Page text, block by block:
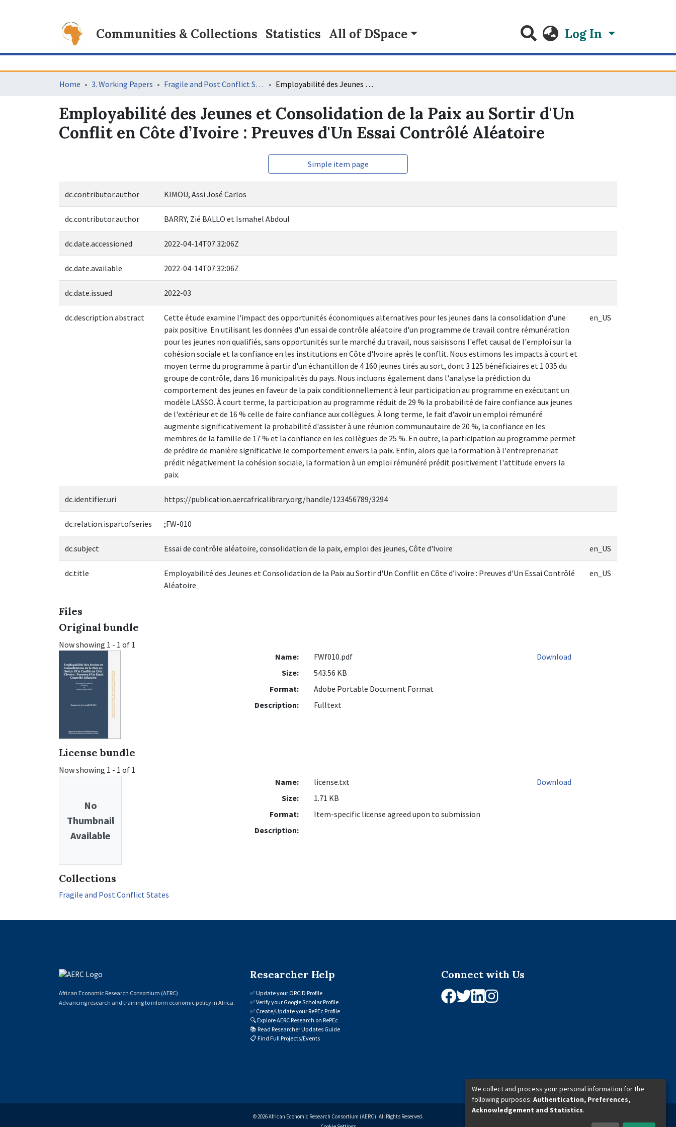
Communities & Collections Statistics All of DSpace Log In
Home 3. Working Papers Fragile and Post Conflict States Employabilité des Jeunes et Consolidation de la Paix au Sortir d'Un Conflit en Côte d’Ivoire : Preuves d'Un Essai Contrôlé Aléatoire
Employabilité des Jeunes et Consolidation de la Paix au Sortir d'Un
Conflit en Côte d’Ivoire : Preuves d'Un Essai Contrôlé Aléatoire
Simple item page
dc.contributor.author KIMOU, Assi José Carlos
dc.contributor.author BARRY, Zié BALLO et Ismahel Abdoul
dc.date.accessioned 2022-04-14T07:32:06Z
dc.date.available 2022-04-14T07:32:06Z
dc.date.issued 2022-03
dc.description.abstract
Cette étude examine l'impact des opportunités économiques alternatives pour les jeunes dans la consolidation d'une
paix positive. En utilisant les données d'un essai de contrôle aléatoire d'un programme de travail contre rémunération
pour les jeunes non qualifiés, sans opportunités sur le marché du travail, nous saisissons l'effet causal de l'emploi sur la
cohésion sociale et la confiance en les institutions en Côte d'Ivoire après le conflit. Nous estimons les impacts à court et
moyen terme du programme à partir d'un échantillon de 4 160 jeunes tirés au sort, dont 3 125 bénéficiaires et 1 035 du
groupe de contrôle, dans 16 municipalités du pays. Nous incluons également dans l'analyse la prédiction du
comportement des jeunes en faveur de la paix conditionnellement à leur participation au programme en exécutant un
modèle LASSO. À court terme, la participation au programme réduit de 29 % la probabilité de faire confiance aux jeunes
de l'extérieur et de 16 % celle de faire confiance aux collègues. À long terme, le fait d'avoir un emploi rémunéré
augmente significativement la probabilité d'assister à une réunion communautaire de 20 %, la confiance en les
membres de la famille de 17 % et la confiance en les collègues de 25 %. En outre, la participation au programme permet
de prédire de manière significative le comportement envers la paix. Enfin, alors que la formation à l'entreprenariat
prédit négativement la cohésion sociale, la formation à un emploi rémunéré prédit positivement l'attitude envers la
paix.
en_US
dc.identifier.uri https://publication.aercafricalibrary.org/handle/123456789/3294
dc.relation.ispartofseries ;FW-010
dc.subject Essai de contrôle aléatoire, consolidation de la paix, emploi des jeunes, Côte d'Ivoire en_US
dc.title
Employabilité des Jeunes et Consolidation de la Paix au Sortir d'Un Conflit en Côte d’Ivoire : Preuves d'Un Essai Contrôlé
Aléatoire
en_US
Files
Original bundle
Now showing 1 - 1 of 1
Name:
FWf010.pdf
Size:
543.56 KB
Format:
Adobe Portable Document Format
Description:
Fulltext
Download
License bundle
Now showing 1 - 1 of 1
No
Thumbnail
Available
Name:
license.txt
Size:
1.71 KB
Format:
Item-specific license agreed upon to submission
Description:
Download
Collections
Fragile and Post Conflict States
African Economic Research Consortium (AERC)
Advancing research and training to inform economic policy in Africa.
Researcher Help
✅Update your ORCID Profile
✅Verify your Google Scholar Profile
✅ Create/Update your RePEc Profile
🔍Explore AERC Research on RePEc
📚 Read Researcher Updates Guide
📋 Find Full Projects/Events
Connect with Us
© 2026 African Economic Research Consortium (AERC). All Rights Reserved.
We collect and process your personal information for the
following purposes: Authentication, Preferences,
Acknowledgement and Statistics.